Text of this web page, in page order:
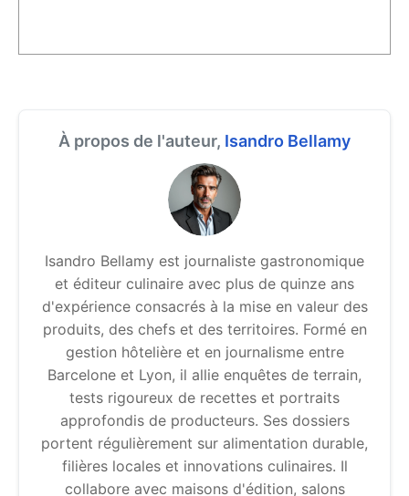
À propos de l'auteur, Isandro Bellamy
Isandro Bellamy est journaliste gastronomique
et éditeur culinaire avec plus de quinze ans
d'expérience consacrés à la mise en valeur des
produits, des chefs et des territoires. Formé en
gestion hôtelière et en journalisme entre
Barcelone et Lyon, il allie enquêtes de terrain,
tests rigoureux de recettes et portraits
approfondis de producteurs. Ses dossiers
portent régulièrement sur alimentation durable,
filières locales et innovations culinaires. Il
collabore avec maisons d'édition, salons